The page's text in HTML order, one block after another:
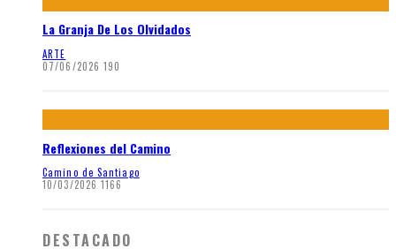
La Granja De Los Olvidados
ARTE
07/06/2026 190
Reflexiones del Camino
Camino de Santiago
10/03/2026 1166
DESTACADO